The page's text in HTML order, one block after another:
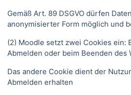
Gemäß Art. 89 DSGVO dürfen
anonymisierter Form möglich und
(2) Moodle setzt zwei Cookies ein:
Abmelden oder beim Beenden
Das andere Cookie dient der
Abmelden erhalten